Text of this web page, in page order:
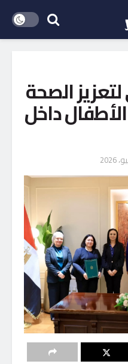
الصحة
الأطفال داخل